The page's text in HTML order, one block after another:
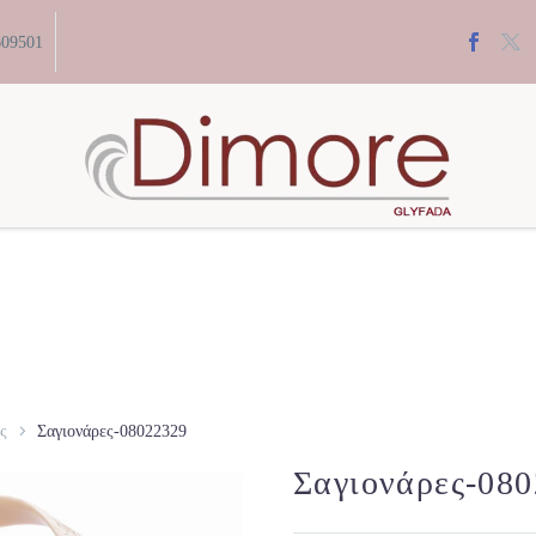
Σαγιονάρες-08022329
Σαγιονάρες-